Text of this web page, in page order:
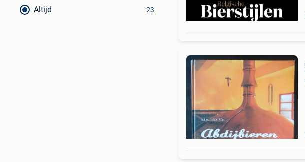
Altijd 23